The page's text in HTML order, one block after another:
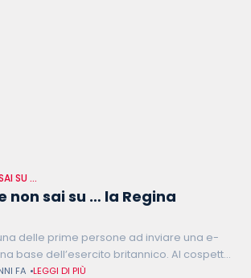
SU …
non sai su … la Regina
delle prime persone ad inviare una e-
base dell’esercito britannico. Al cospetto
le regole da osservare: per
FA LEGGI DI PIÙ